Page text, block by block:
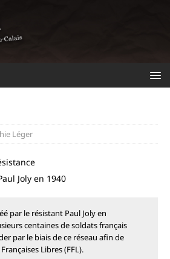
Léger
Joly en 1940
par le résistant Paul Joly en
centaines de soldats français
par le biais de ce réseau afin de
Libres (FFL).